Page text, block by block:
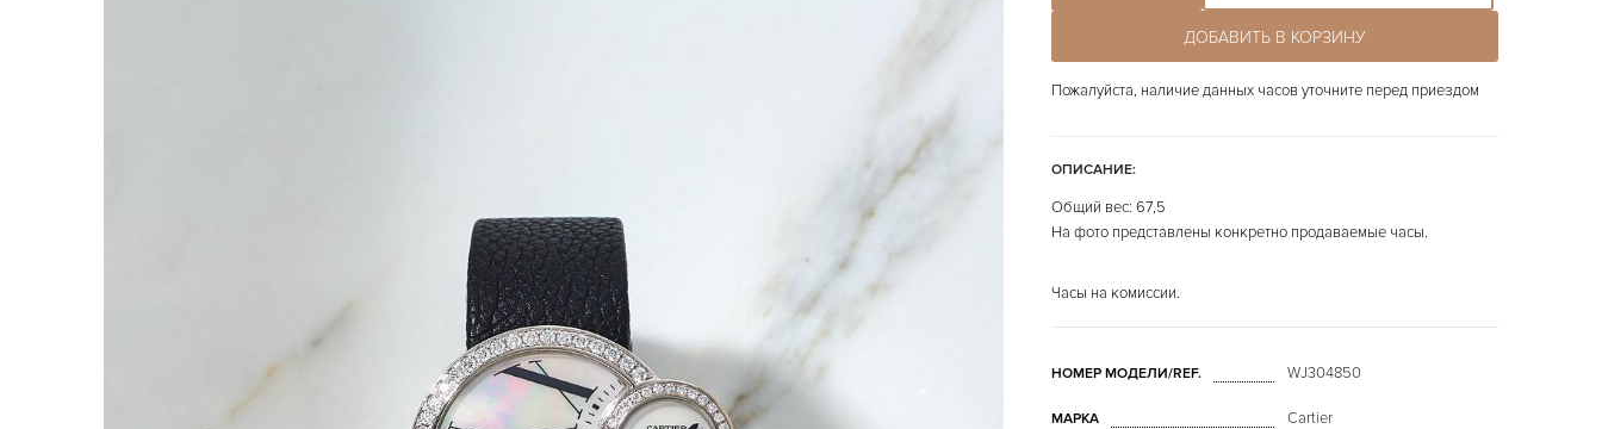
ДОБАВИТЬ В КОРЗИНУ
Пожалуйста, наличие данных часов уточните перед приездом
ОПИСАНИЕ:
Общий вес: 67,5
На фото представлены конкретно продаваемые часы.
Часы на комиссии.
НОМЕР МОДЕЛИ/REF. WJ304850
МАРКА Cartier